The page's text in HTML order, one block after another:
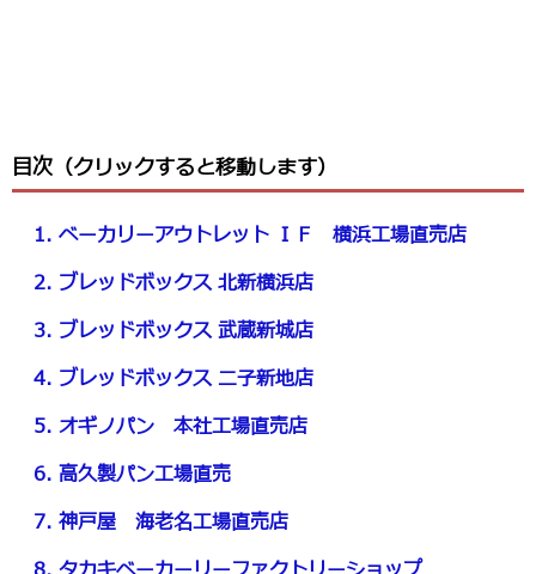
目次（クリックすると移動します）
1. ベーカリーアウトレット ＩＦ 横浜工場直売店
2. ブレッドボックス 北新横浜店
3. ブレッドボックス 武蔵新城店
4. ブレッドボックス 二子新地店
5. オギノパン 本社工場直売店
6. 高久製パン工場直売
7. 神戸屋 海老名工場直売店